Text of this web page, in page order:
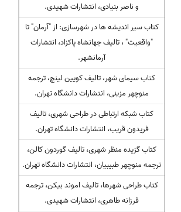
و ناصر بنیادی، انتشارات شهیدی.
کتاب سیر اندیشه ها در شهرسازی: از "آرمان" تا
"واقعیت" ، تالیف جهانشاه پاکزاد، انتشارات
آرمانشهر.
کتاب سیمای شهر، تالیف کویین لینچ، ترجمه
منوچهر مزینی، انتشارات دانشگاه تهران.
کتاب شبکه ارتباطی در طراحی شهری، تالیف
فریدون قریب، انتشارات دانشگاه تهران.
کتاب گزیده منظر شهری، تالیف گوردون کالن،
ترجمه منوچهر طبیبیان، انتشارات دانشگاه تهران.
کتاب طراحی شهرها، تالیف اموند بیکن، ترجمه
فرزانه طاهری، انتشارات شهیدی.